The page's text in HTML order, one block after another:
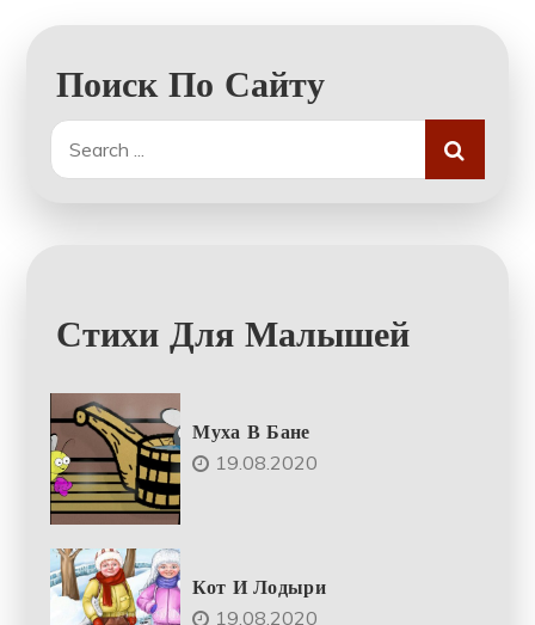
Поиск По Сайту
Search
for:
Стихи Для Малышей
Муха В Бане
19.08.2020
Кот И Лодыри
19.08.2020